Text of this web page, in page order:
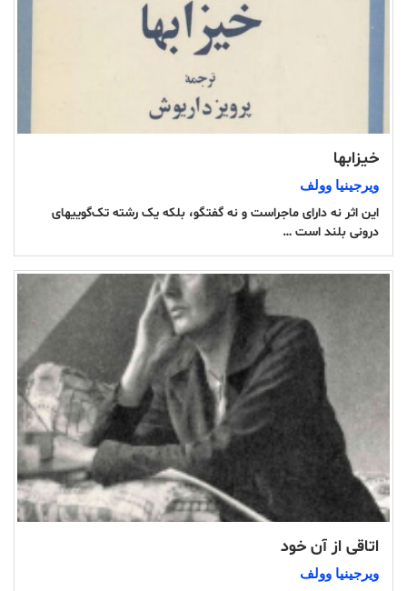
خیزابها
ویرجینیا وولف
این اثر نه دارای ماجراست و نه گفتگو، بلکه یک رشته تک‌گوییهای
درونی بلند است …
اتاقی از آن خود
ویرجینیا وولف